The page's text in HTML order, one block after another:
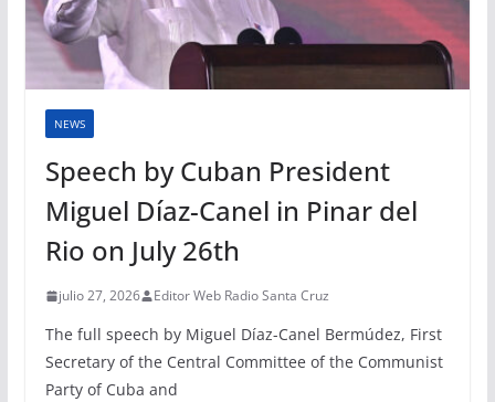
NEWS
Speech by Cuban President
Miguel Díaz-Canel in Pinar del
Rio on July 26th
julio 27, 2026 Editor Web Radio Santa Cruz
The full speech by Miguel Díaz-Canel Bermúdez, First
Secretary of the Central Committee of the Communist
Party of Cuba and